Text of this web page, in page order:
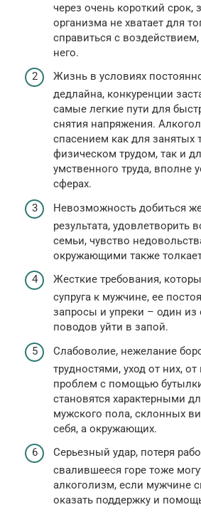
через очень короткий срок,
организма не хватает для
справиться с
него.
Жизнь в условиях
дедлайна, конкуренции
самые легкие пути для
снятия напряжения.
спасением как для занятых
физическом трудом, так и
умственного труда, вполне
сферах.
Невозможность добиться
результата, удовлетворить
семьи, чувство
окружающими также
Жесткие требования,
супруга к мужчине, ее
запросы и упреки – один из
поводов уйти в запой.
Слабоволие, нежелание
трудностями, уход от них,
проблем с помощью
становятся характерными
мужского пола, склонных
себя, а окружающих.
Серьезный удар, потеря
свалившееся горе тоже
алкоголизм, если мужчине
оказать поддержку и